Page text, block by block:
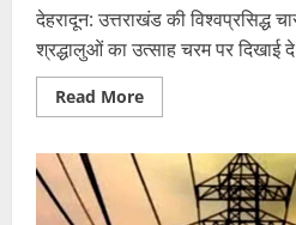
देहरादून: उत्तराखंड की विश्वप्रसिद्ध
श्रद्धालुओं का उत्साह चरम पर दिखाई दे
Read MoreRead
more
में
आस्था
का